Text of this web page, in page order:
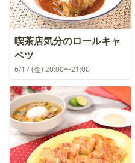
喫茶店気分のロールキャ
ベツ
6/17 (金) 20:00〜21:00